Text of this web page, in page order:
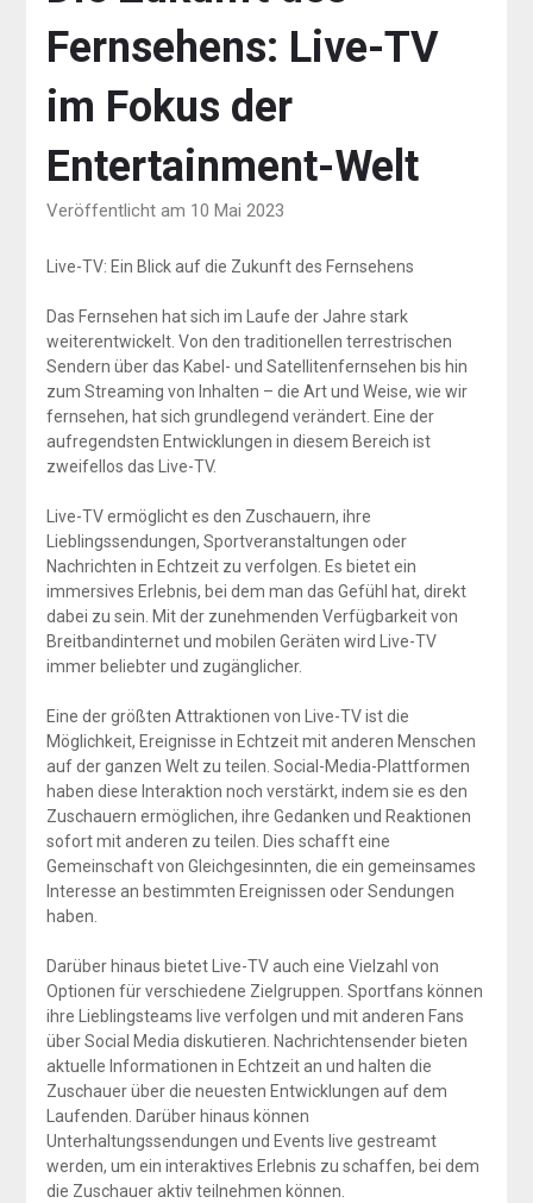
Fernsehens: Live-TV
im Fokus der
Entertainment-Welt
Veröffentlicht am 10 Mai 2023
Live-TV: Ein Blick auf die Zukunft des Fernsehens
Das Fernsehen hat sich im Laufe der Jahre stark
weiterentwickelt. Von den traditionellen terrestrischen
Sendern über das Kabel- und Satellitenfernsehen bis hin
zum Streaming von Inhalten – die Art und Weise, wie wir
fernsehen, hat sich grundlegend verändert. Eine der
aufregendsten Entwicklungen in diesem Bereich ist
zweifellos das Live-TV.
Live-TV ermöglicht es den Zuschauern, ihre
Lieblingssendungen, Sportveranstaltungen oder
Nachrichten in Echtzeit zu verfolgen. Es bietet ein
immersives Erlebnis, bei dem man das Gefühl hat, direkt
dabei zu sein. Mit der zunehmenden Verfügbarkeit von
Breitbandinternet und mobilen Geräten wird Live-TV
immer beliebter und zugänglicher.
Eine der größten Attraktionen von Live-TV ist die
Möglichkeit, Ereignisse in Echtzeit mit anderen Menschen
auf der ganzen Welt zu teilen. Social-Media-Plattformen
haben diese Interaktion noch verstärkt, indem sie es den
Zuschauern ermöglichen, ihre Gedanken und Reaktionen
sofort mit anderen zu teilen. Dies schafft eine
Gemeinschaft von Gleichgesinnten, die ein gemeinsames
Interesse an bestimmten Ereignissen oder Sendungen
haben.
Darüber hinaus bietet Live-TV auch eine Vielzahl von
Optionen für verschiedene Zielgruppen. Sportfans können
ihre Lieblingsteams live verfolgen und mit anderen Fans
über Social Media diskutieren. Nachrichtensender bieten
aktuelle Informationen in Echtzeit an und halten die
Zuschauer über die neuesten Entwicklungen auf dem
Laufenden. Darüber hinaus können
Unterhaltungssendungen und Events live gestreamt
werden, um ein interaktives Erlebnis zu schaffen, bei dem
die Zuschauer aktiv teilnehmen können.